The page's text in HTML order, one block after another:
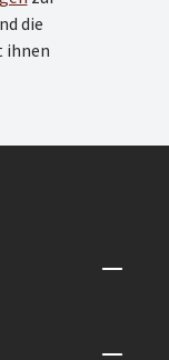
die
ihnen